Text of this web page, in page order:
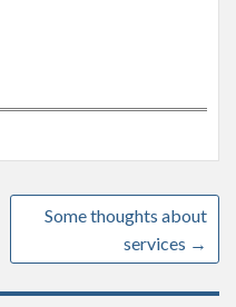
Some thoughts about
services →